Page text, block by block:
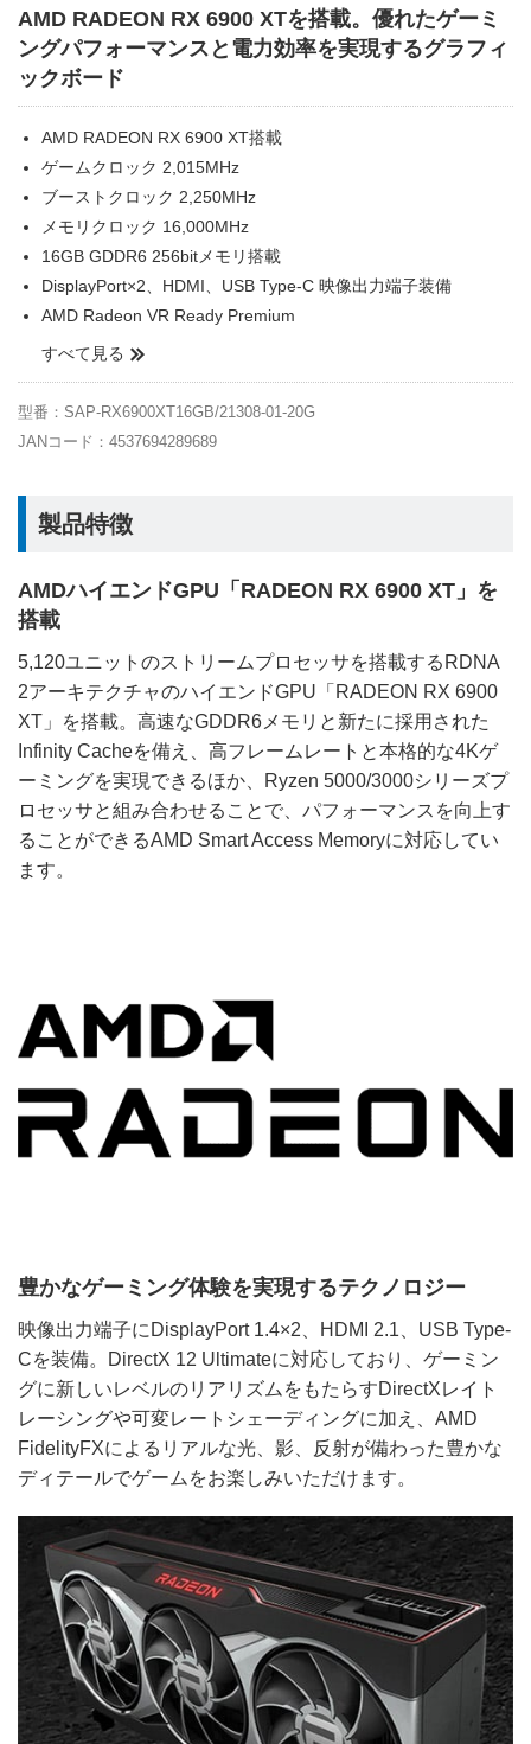
AMD RADEON RX 6900 XTを搭載。優れたゲーミ
ングパフォーマンスと電力効率を実現するグラフィ
ックボード
AMD RADEON RX 6900 XT搭載
ゲームクロック 2,015MHz
ブーストクロック 2,250MHz
メモリクロック 16,000MHz
16GB GDDR6 256bitメモリ搭載
DisplayPort×2、HDMI、USB Type-C 映像出力端子装備
AMD Radeon VR Ready Premium
すべて見る
型番：SAP-RX6900XT16GB/21308-01-20G
JANコード：4537694289689
製品特徴
AMDハイエンドGPU「RADEON RX 6900 XT」を
搭載
5,120ユニットのストリームプロセッサを搭載するRDNA
2アーキテクチャのハイエンドGPU「RADEON RX 6900
XT」を搭載。高速なGDDR6メモリと新たに採用された
Infinity Cacheを備え、高フレームレートと本格的な4Kゲ
ーミングを実現できるほか、Ryzen 5000/3000シリーズプ
ロセッサと組み合わせることで、パフォーマンスを向上す
ることができるAMD Smart Access Memoryに対応してい
ます。
豊かなゲーミング体験を実現するテクノロジー
映像出力端子にDisplayPort 1.4×2、HDMI 2.1、USB Type-
Cを装備。DirectX 12 Ultimateに対応しており、ゲーミン
グに新しいレベルのリアリズムをもたらすDirectXレイト
レーシングや可変レートシェーディングに加え、AMD
FidelityFXによるリアルな光、影、反射が備わった豊かな
ディテールでゲームをお楽しみいただけます。